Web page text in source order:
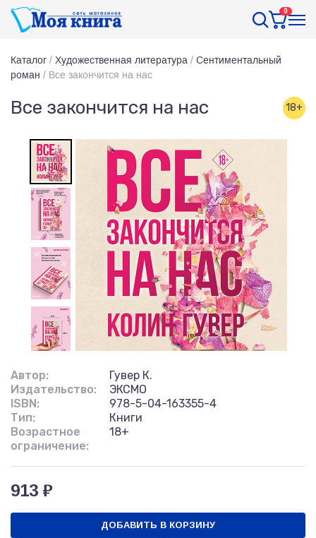
0
Каталог / Художественная литература / Сентиментальный
роман / Все закончится на нас
Все закончится на нас 18+
Автор:
Гувер К.
Издательство:
ЭКСМО
ISBN:
978-5-04-163355-4
Тип:
Книги
Возрастное
ограничение:
18+
913 ₽
ДОБАВИТЬ В КОРЗИНУ